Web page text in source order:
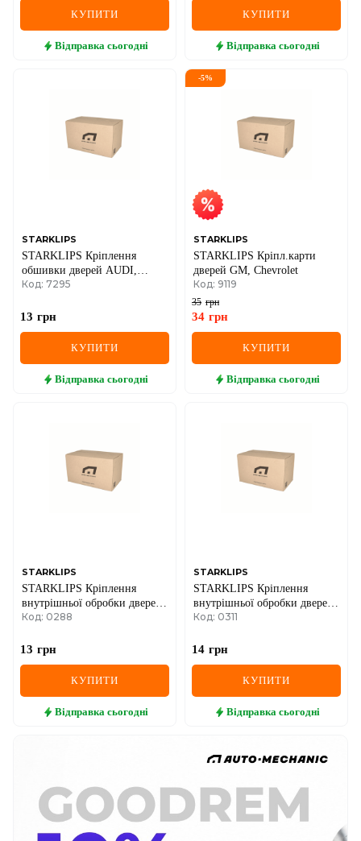
КУПИТИ
Відправка сьогодні
КУПИТИ
Відправка сьогодні
STARKLIPS
STARKLIPS Кріплення
обшивки дверей AUDI,
SEAT, VW, FORD
Код: 7295
13 грн
КУПИТИ
Відправка сьогодні
-5%
STARKLIPS
STARKLIPS Кріпл.карти
дверей GM, Chevrolet
Код: 9119
35 грн
34 грн
КУПИТИ
Відправка сьогодні
STARKLIPS
STARKLIPS Кріплення
внутрішньої обробки дверей
Renault Clio I, Megane, Trafic
Код: 0288
13 грн
КУПИТИ
Відправка сьогодні
STARKLIPS
STARKLIPS Кріплення
внутрішньої обробки дверей
VW Leon, Toledo, Superb,
Код: 0311
14 грн
КУПИТИ
Відправка сьогодні